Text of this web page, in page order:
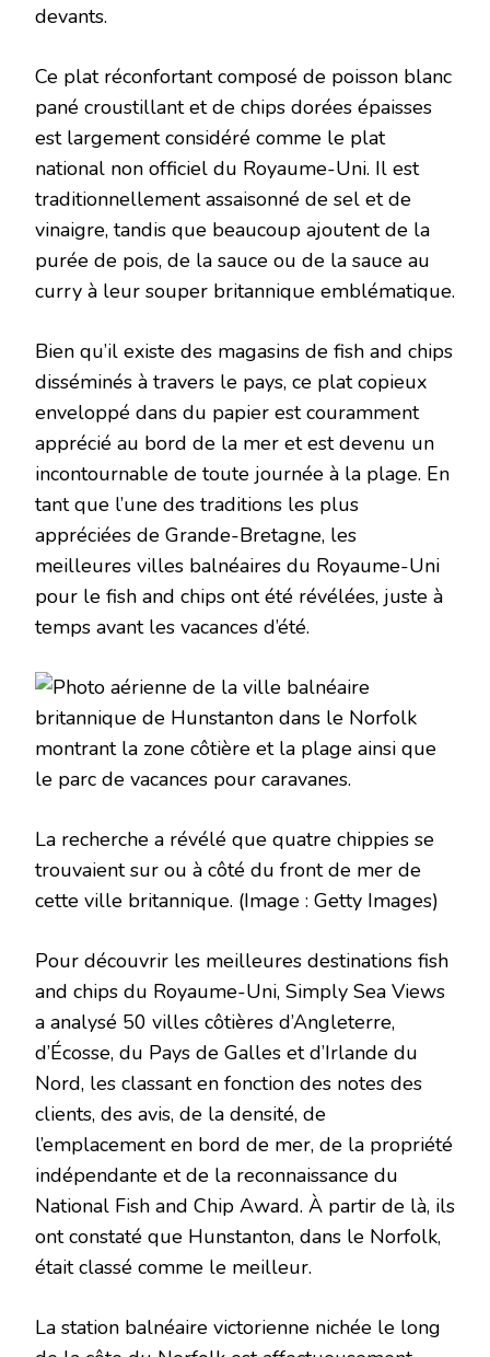
devants.
Ce plat réconfortant composé de poisson blanc
pané croustillant et de chips dorées épaisses
est largement considéré comme le plat
national non officiel du Royaume-Uni. Il est
traditionnellement assaisonné de sel et de
vinaigre, tandis que beaucoup ajoutent de la
purée de pois, de la sauce ou de la sauce au
curry à leur souper britannique emblématique.
Bien qu’il existe des magasins de fish and chips
disséminés à travers le pays, ce plat copieux
enveloppé dans du papier est couramment
apprécié au bord de la mer et est devenu un
incontournable de toute journée à la plage. En
tant que l’une des traditions les plus
appréciées de Grande-Bretagne, les
meilleures villes balnéaires du Royaume-Uni
pour le fish and chips ont été révélées, juste à
temps avant les vacances d’été.
La recherche a révélé que quatre chippies se
trouvaient sur ou à côté du front de mer de
cette ville britannique. (Image : Getty Images)
Pour découvrir les meilleures destinations fish
and chips du Royaume-Uni, Simply Sea Views
a analysé 50 villes côtières d’Angleterre,
d’Écosse, du Pays de Galles et d’Irlande du
Nord, les classant en fonction des notes des
clients, des avis, de la densité, de
l’emplacement en bord de mer, de la propriété
indépendante et de la reconnaissance du
National Fish and Chip Award. À partir de là, ils
ont constaté que Hunstanton, dans le Norfolk,
était classé comme le meilleur.
La station balnéaire victorienne nichée le long